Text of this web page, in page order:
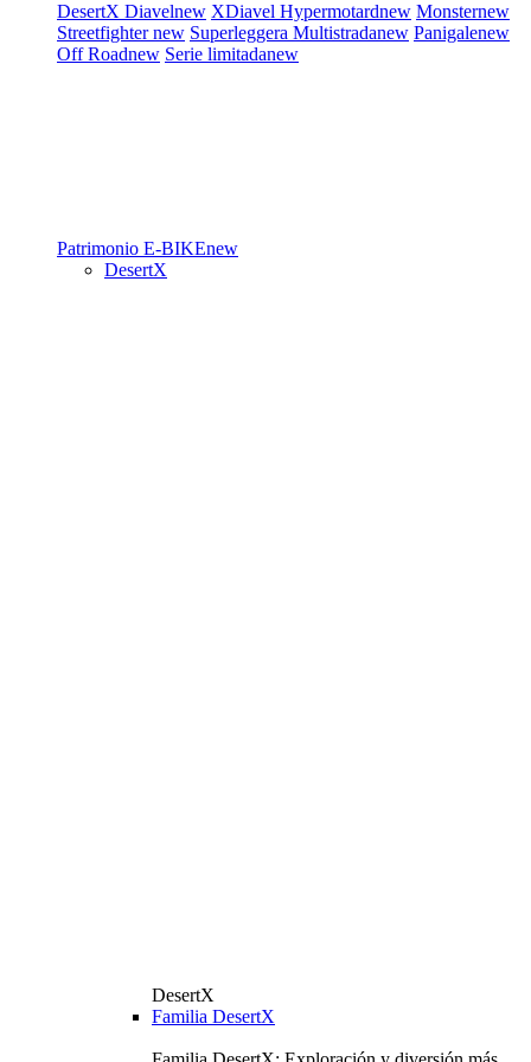
DesertX Diavelnew XDiavel Hypermotardnew Monsternew
Streetfighternew Superleggera Multistradanew Panigalenew
Off Roadnew Serie limitadanew
Patrimonio E-BIKEnew
DesertX
DesertX
Familia DesertX